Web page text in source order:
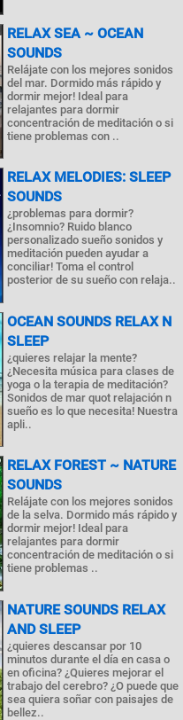
RELAX SEA ~ OCEAN
SOUNDS
Relájate con los mejores sonidos
del mar. Dormido más rápido y
dormir mejor! Ideal para
relajantes para dormir
concentración de meditación o si
tiene problemas con ..
RELAX MELODIES: SLEEP
SOUNDS
¿problemas para dormir?
¿Insomnio? Ruido blanco
personalizado sueño sonidos y
meditación pueden ayudar a
conciliar! Toma el control
posterior de su sueño con relaja..
OCEAN SOUNDS RELAX N
SLEEP
¿quieres relajar la mente?
¿Necesita música para clases de
yoga o la terapia de meditación?
Sonidos de mar quot relajación n
sueño es lo que necesita! Nuestra
apli..
RELAX FOREST ~ NATURE
SOUNDS
Relájate con los mejores sonidos
de la selva. Dormido más rápido y
dormir mejor! Ideal para
relajantes para dormir
concentración de meditación o si
tiene problemas ..
NATURE SOUNDS RELAX
AND SLEEP
¿quieres descansar por 10
minutos durante el día en casa o
en oficina? ¿Quieres mejorar el
trabajo del cerebro? ¿O puede que
sea quiera soñar con paisajes de
bellez..